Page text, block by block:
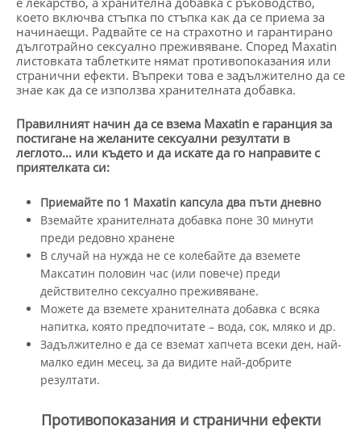
което включва стъпка по стъпка как да се приема за
начинаещи. Радвайте се на страхотно и гарантирано
дълготрайно сексуално преживяване. Според Maxatin
листовката таблетките нямат противопоказания или
странични ефекти. Въпреки това е задължително да се
знае как да се използва хранителната добавка.
Правилният начин да се взема Maxatin е гаранция за
постигане на желаните сексуални резултати в
леглото… или където и да искате да го направите с
приятелката си:
Приемайте по 1 Maxatin капсула два пъти дневно
Вземайте хранителната добавка поне 30 минути
преди редовно хранене
В случай на нужда не се колебайте да вземете
Максатин половин час (или повече) преди
действително сексуално преживяване.
Можете да вземете хранителната добавка с всяка
напитка, която предпочитате – вода, сок, мляко и др.
Задължително е да се вземат хапчета всеки ден, най-
малко един месец, за да видите най-добрите
резултати.
Противопоказания и странични ефекти